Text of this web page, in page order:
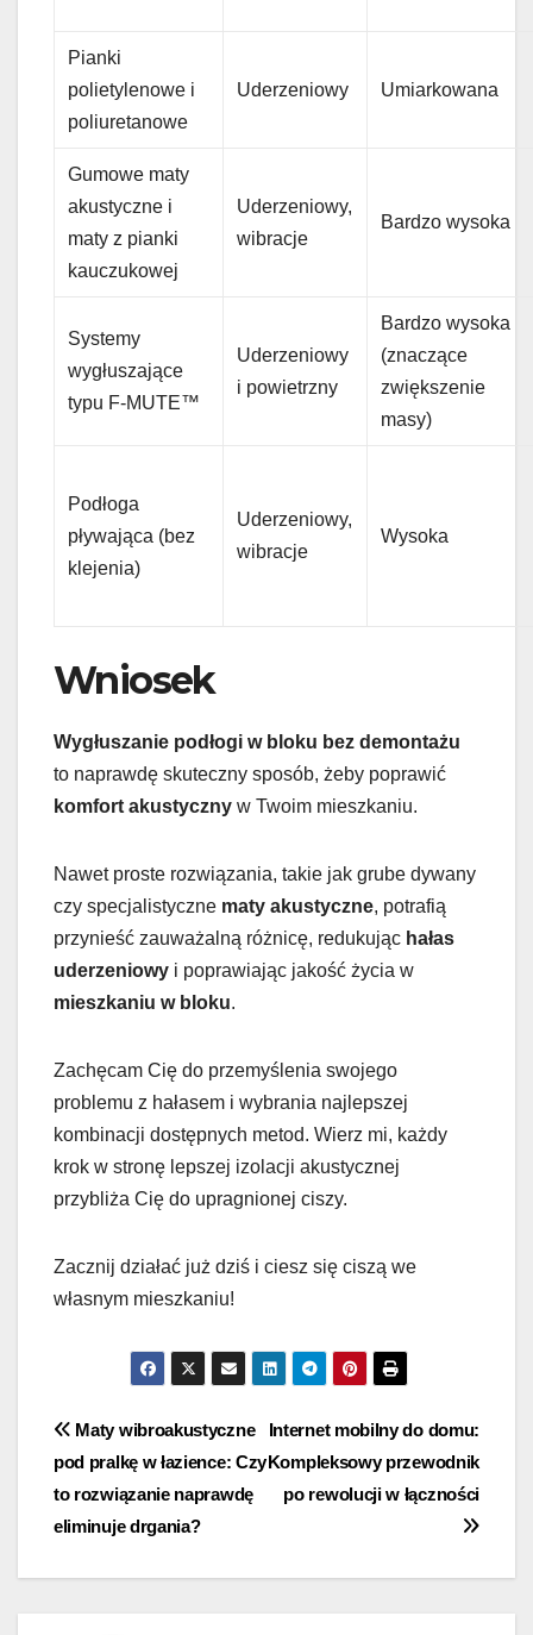
Pianki
polietylenowe i
poliuretanowe
Uderzeniowy Umiarkowana
Gumowe maty
akustyczne i
maty z pianki
kauczukowej
Uderzeniowy,
wibracje
Bardzo wysoka
Systemy
wygłuszające
typu F-MUTE™
Uderzeniowy
i powietrzny
Bardzo wysoka
(znaczące
zwiększenie
masy)
Podłoga
pływająca (bez
klejenia)
Uderzeniowy,
wibracje
Wysoka
Wniosek
Wygłuszanie podłogi w bloku bez demontażu
to naprawdę skuteczny sposób, żeby poprawić
komfort akustyczny w Twoim mieszkaniu.
Nawet proste rozwiązania, takie jak grube dywany
czy specjalistyczne maty akustyczne, potrafią
przynieść zauważalną różnicę, redukując hałas
uderzeniowy i poprawiając jakość życia w
mieszkaniu w bloku.
Zachęcam Cię do przemyślenia swojego
problemu z hałasem i wybrania najlepszej
kombinacji dostępnych metod. Wierz mi, każdy
krok w stronę lepszej izolacji akustycznej
przybliża Cię do upragnionej ciszy.
Zacznij działać już dziś i ciesz się ciszą we
własnym mieszkaniu!
Nawigacja
wpisu
Internet mobilny do domu:
Kompleksowy przewodnik
po rewolucji w łączności
Maty wibroakustyczne
pod pralkę w łazience: Czy
to rozwiązanie naprawdę
eliminuje drgania?